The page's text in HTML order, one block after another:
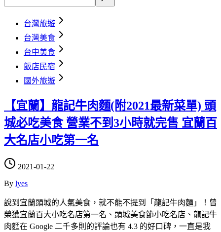
台灣旅遊
台灣美食
台中美食
飯店民宿
國外旅遊
【宜蘭】龍記牛肉麵(附2021最新菜單) 頭
城必吃美食 營業不到3小時就完售 宜蘭百
大名店小吃第一名
2021-01-22
By lyes
說到宜蘭頭城的人氣美食，就不能不提到「龍記牛肉麵」！曾
榮獲宜蘭百大小吃名店第一名、頭城美食節小吃名店、龍記牛
肉麵在 Google 二千多則的評論也有 4.3 的好口碑，一直是我